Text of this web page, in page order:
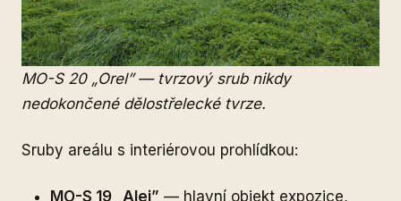
MO-S 20 „Orel” — tvrzový srub nikdy
nedokončené dělostřelecké tvrze.
Sruby areálu s interiérovou prohlídkou:
MO-S 19 „Alej” — hlavní objekt expozice,